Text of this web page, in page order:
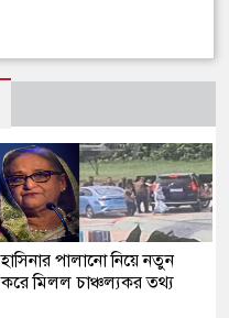
হাসিনার পালানো নিয়ে নতুন
করে মিলল চাঞ্চল্যকর তথ্য